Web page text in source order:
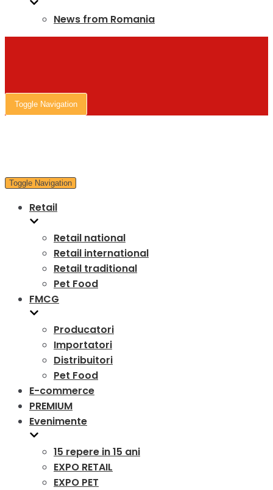
News from Romania
Toggle Navigation
Toggle Navigation
Retail
Retail national
Retail international
Retail traditional
Pet Food
FMCG
Producatori
Importatori
Distribuitori
Pet Food
E-commerce
PREMIUM
Evenimente
15 repere in 15 ani
EXPO RETAIL
EXPO PET